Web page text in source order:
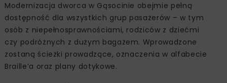
Modernizacja dworca w Gąsocinie obejmie pełną
dostępność dla wszystkich grup pasażerów – w tym
osób z niepełnosprawnościami, rodziców z dziećmi
czy podróżnych z dużym bagażem. Wprowadzone
zostaną ścieżki prowadzące, oznaczenia w alfabecie
Braille’a oraz plany dotykowe.